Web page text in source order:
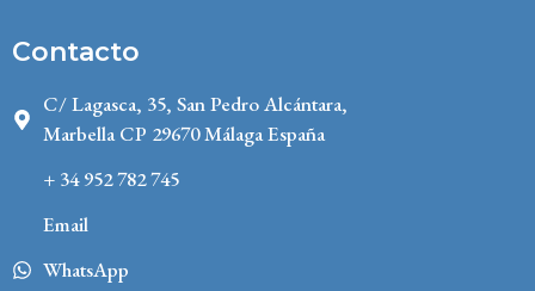
Contacto
C/ Lagasca, 35, San Pedro Alcántara,
Marbella CP 29670 Málaga España
+ 34 952 782 745
Email
WhatsApp